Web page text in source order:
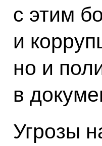
с этим
и
но и
в
Угрозы